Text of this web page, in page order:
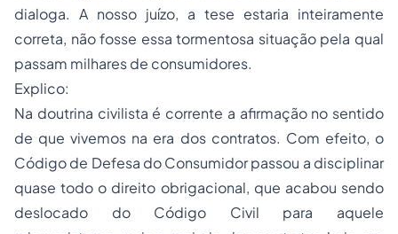
dialoga. A nosso juízo, a tese estaria inteiramente
correta, não fosse essa tormentosa situação pela qual
passam milhares de consumidores.
Explico:
Na doutrina civilista é corrente a afirmação no sentido
de que vivemos na era dos contratos. Com efeito, o
Código de Defesa do Consumidor passou a disciplinar
quase todo o direito obrigacional, que acabou sendo
deslocado do Código Civil para aquele